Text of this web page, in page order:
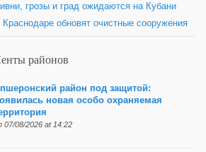
грозы и град ожидаются на Кубани
Краснодаре обновят очистные сооружения
районов
район под защитой:
новая особо охраняемая
07/08/2026 at 14:22